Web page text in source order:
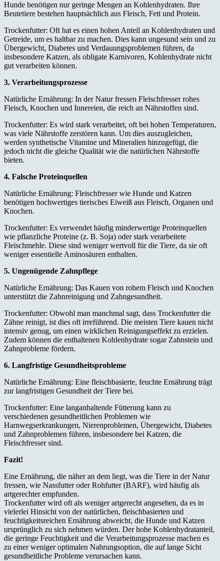
Hunde benötigen nur geringe Mengen an Kohlenhydraten. Ihre
Beutetiere bestehen hauptsächlich aus Fleisch, Fett und Protein.
Trockenfutter: Oft hat es einen hohen Anteil an Kohlenhydraten und
Getreide, um es haltbar zu machen. Dies kann ungesund sein und zu
Übergewicht, Diabetes und Verdauungsproblemen führen, da
insbesondere Katzen, als obligate Karnivoren, Kohlenhydrate nicht
gut verarbeiten können.
3. Verarbeitungsprozesse
Natürliche Ernährung: In der Natur fressen Fleischfresser rohes
Fleisch, Knochen und Innereien, die reich an Nährstoffen sind.
Trockenfutter: Es wird stark verarbeitet, oft bei hohen Temperaturen,
was viele Nährstoffe zerstören kann. Um dies auszugleichen,
werden synthetische Vitamine und Mineralien hinzugefügt, die
jedoch nicht die gleiche Qualität wie die natürlichen Nährstoffe
bieten.
4. Falsche Proteinquellen
Natürliche Ernährung: Fleischfresser wie Hunde und Katzen
benötigen hochwertiges tierisches Eiweiß aus Fleisch, Organen und
Knochen.
Trockenfutter: Es verwendet häufig minderwertige Proteinquellen
wie pflanzliche Proteine (z. B. Soja) oder stark verarbeitete
Fleischmehle. Diese sind weniger wertvoll für die Tiere, da sie oft
weniger essentielle Aminosäuren enthalten.
5. Ungenügende Zahnpflege
Natürliche Ernährung: Das Kauen von rohem Fleisch und Knochen
unterstützt die Zahnreinigung und Zahngesundheit.
Trockenfutter: Obwohl man manchmal sagt, dass Trockenfutter die
Zähne reinigt, ist dies oft irreführend. Die meisten Tiere kauen nicht
intensiv genug, um einen wirklichen Reinigungseffekt zu erzielen.
Zudem können die enthaltenen Kohlenhydrate sogar Zahnstein und
Zahnprobleme fördern.
6. Langfristige Gesundheitsprobleme
Natürliche Ernährung: Eine fleischbasierte, feuchte Ernährung trägt
zur langfristigen Gesundheit der Tiere bei.
Trockenfutter: Eine langanhaltende Fütterung kann zu
verschiedenen gesundheitlichen Problemen wie
Harnwegserkrankungen, Nierenproblemen, Übergewicht, Diabetes
und Zahnproblemen führen, insbesondere bei Katzen, die
Fleischfresser sind.
Fazit!
Eine Ernährung, die näher an dem liegt, was die Tiere in der Natur
fressen, wie Nassfutter oder Rohfutter (BARF), wird häufig als
artgerechter empfunden.
Trockenfutter wird oft als weniger artgerecht angesehen, da es in
vielerlei Hinsicht von der natürlichen, fleischbasierten und
feuchtigkeitsreichen Ernährung abweicht, die Hunde und Katzen
ursprünglich zu sich nehmen würden. Der hohe Kohlenhydratanteil,
die geringe Feuchtigkeit und die Verarbeitungsprozesse machen es
zu einer weniger optimalen Nahrungsoption, die auf lange Sicht
gesundheitliche Probleme verursachen kann.